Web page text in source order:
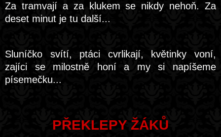
Za tramvají a za klukem se nikdy nehoň. Za
deset minut je tu další...
Sluníčko svítí, ptáci cvrlikají, květinky voní,
zajíci se milostně honí a my si napíšeme
písemečku...
PŘEKLEPY ŽÁKŮ